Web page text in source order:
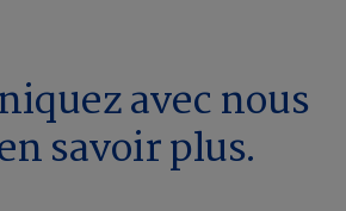
avec nous
savoir plus.